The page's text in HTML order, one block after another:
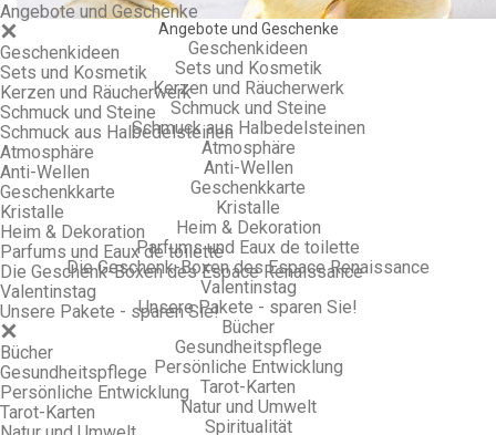
Angebote und Geschenke
Geschenkideen
Sets und Kosmetik
Kerzen und Räucherwerk
Schmuck und Steine
Schmuck aus Halbedelsteinen
Atmosphäre
Anti-Wellen
Geschenkkarte
Kristalle
Heim & Dekoration
Parfums und Eaux de toilette
Die Geschenk-Boxen des Espace Renaissance
Valentinstag
Unsere Pakete - sparen Sie!
Bücher
Gesundheitspflege
Persönliche Entwicklung
Tarot-Karten
Angebote und Geschenke
Geschenkideen
Sets und Kosmetik
Kerzen und Räucherwerk
Schmuck und Steine
Schmuck aus Halbedelsteinen
Atmosphäre
Anti-Wellen
Geschenkkarte
Kristalle
Heim & Dekoration
Parfums und Eaux de toilette
Die Geschenk-Boxen des Espace Renaissance
Valentinstag
Unsere Pakete - sparen Sie!
Bücher
Gesundheitspflege
Persönliche Entwicklung
Tarot-Karten
Natur und Umwelt
Spiritualität